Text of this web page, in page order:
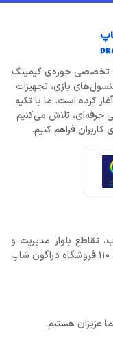
یکی از مراجع تخصصی حوزه‌ی گیمینگ
بازی، تجهیزات
کرده است. ما با تکیه
حرفه‌ای، تلاش می‌کنیم
فراهم کنیم.
تقاطع بلوار مدیریت و